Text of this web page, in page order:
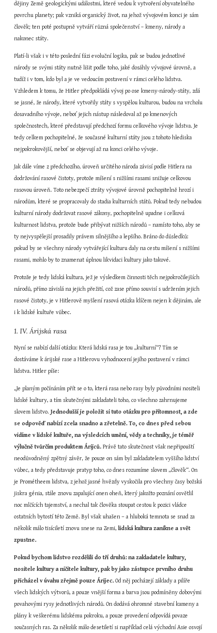
dějiny Země geologickými událostmi, které vedou k vytvoření obyvatelného
povrchu planety; pak vzniká organický život, na jehož vývojovém konci je sám
člověk; ten poté postupně vytváří různá společenství – kmeny, národy a
nakonec státy.
Platí-li však i v této poslední fázi evoluční logika, pak se budou jednotlivé
národy se svými státy nutně lišit podle toho, jaké dosáhly vývojové úrovně, a
tudíž i v tom, kdo byl a je ve vedoucím postavení v rámci celého lidstva.
Vzhledem k tomu, že Hitler předpokládá vývoj po ose kmeny-národy-státy, zdá
se jasné, že národy, které vytvořily státy s vyspělou kulturou, budou na vrcholu
dosavadního vývoje, neboť jejich nástup následoval až po kmenových
společnostech, které představují předchozí formu celkového vývoje lidstva. Je
tedy celkem pochopitelné, že současné kulturní státy jsou z tohoto hlediska
nejpokrokovější, neboť se objevují až na konci celého vývoje.
Jak dále víme z předchozího, úroveň určitého národa závisí podle Hitlera na
dodržování rasové čistoty, protože míšení s nižšími rasami snižuje celkovou
rasovou úroveň. Toto nebezpečí ztráty vývojové úrovně pochopitelně hrozí i
národům, které se propracovaly do stadia kulturních států. Pokud tedy nebudou
kulturní národy dodržovat rasové zákony, pochopitelně upadne i celková
kulturnost lidstva, protože bude přibývat nižších národů – namísto toho, aby se
ty nejvyspělejší prosadily právem silnějšího a lepšího. Bráno do důsledků:
pokud by se všechny národy vytvářející kulturu daly na cestu míšení s nižšími
rasami, mohlo by to znamenat úplnou likvidaci kultury jako takové.
Protože je tedy lidská kultura, jež je výsledkem činnosti těch nejpokročilejších
národů, přímo závislá na jejich přežití, což zase přímo souvisí s udržením jejich
rasové čistoty, je v Hitlerově myšlení rasová otázka klíčem nejen k dějinám, ale
i k lidské kultuře vůbec.
1. IV. Árijská rasa
Nyní se nabízí další otázka: Která lidská rasa je tou „kulturní“? Tím se
dostáváme k árijské rase a Hitlerovu vyhodnocení jejího postavení v rámci
lidstva. Hitler píše:
„Je planým počínáním přít se o to, která rasa nebo rasy byly původními nositeli
lidské kultury, a tím skutečnými zakladateli toho, co všechno zahrnujeme
slovem lidstvo. Jednodušší je položit si tuto otázku pro přítomnost, a zde
se odpověď nabízí zcela snadno a zřetelně. To, co dnes před sebou
vidíme v lidské kultuře, na výsledcích umění, vědy a techniky, je téměř
výlučně tvůrčím produktem Árijců. Právě tato skutečnost však nepřipouští
neodůvodněný zpětný závěr, že pouze on sám byl zakladatelem vyššího lidství
vůbec, a tedy představuje pratyp toho, co dnes rozumíme slovem „člověk“. On
je Prométheem lidstva, z jehož jasné hvězdy vyskočila pro všechny časy božská
jiskra génia, stále znovu zapalující onen oheň, který jakožto poznání osvětlil
noc mlčících tajemství, a nechal tak člověka stoupat cestou k pozici vládce
ostatních bytostí této Země. Byl však uhašen – a hluboká temnota se snad za
několik málo tisíciletí znovu snese na Zemi, lidská kultura zanikne a svět
zpustne.
Pokud bychom lidstvo rozdělili do tří druhů: na zakladatele kultury,
nositele kultury a ničitele kultury, pak by jako zástupce prvního druhu
přicházel v úvahu zřejmě pouze Árijec. Od něj pocházejí základy a pilíře
všech lidských výtvorů, a pouze vnější forma a barva jsou podmíněny dobovými
povahovými rysy jednotlivých národů. On dodává ohromné stavební kameny a
plány k veškerému lidskému pokroku, a pouze provedení odpovídá povaze
současných ras. Za několik málo desetiletí si například celá východní Asie osvojí